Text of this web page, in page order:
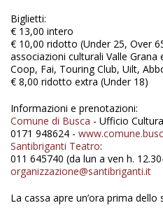
Biglietti:
€ 13,00 intero
€ 10,00 ridotto (Under 25, Over
associazioni culturali Valle Grana
Coop, Fai, Touring Club, Uilt,
€ 8,00 ridotto extra (Under 18)
Informazioni e prenotazioni:
Comune di Busca - Ufficio
0171 948624 -
Santibriganti Teatro:
011 645740 (da lun a ven h.
organizzazione@santibriganti.it
La cassa apre un’ora prima dello